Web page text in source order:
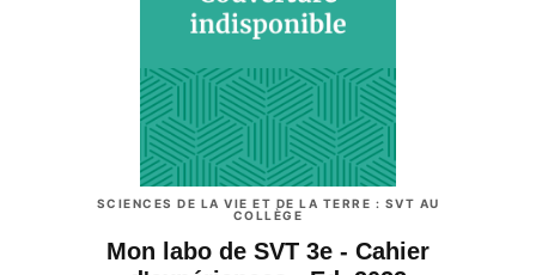
SCIENCES DE LA VIE ET DE LA TERRE : SVT AU
COLLÈGE
Mon labo de SVT 3e - Cahier